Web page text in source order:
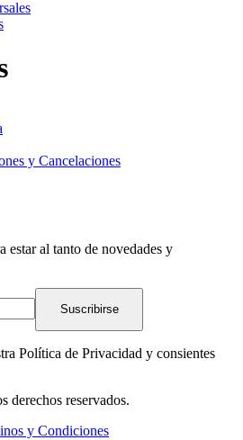
y Cancelaciones
estar al tanto de novedades y
Suscribirse
Política de Privacidad y consientes
derechos reservados.
y Condiciones